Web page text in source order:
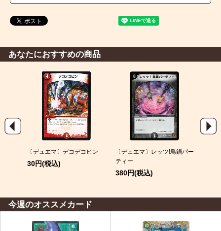
あなたにおすすめの商品
〔デュエマ〕デコデコピン
30円(税込)
〔デュエマ〕レッツ!鳥鍋パー
ティー
380円(税込)
今週のオススメカード